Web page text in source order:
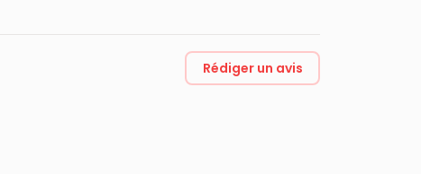
Rédiger un avis